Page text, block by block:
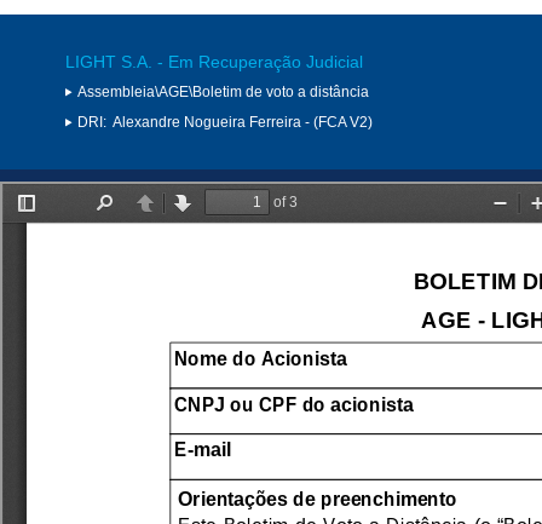
LIGHT S.A. - Em Recuperação Judicial
Assembleia\AGE\Boletim de voto a distância
DRI: Alexandre Nogueira Ferreira - (FCA V2)